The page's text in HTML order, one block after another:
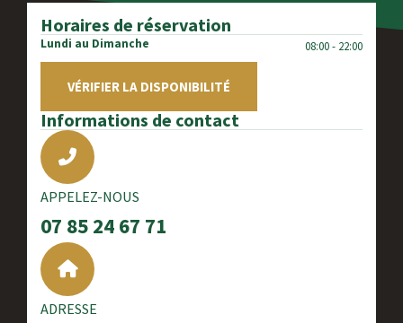
Horaires de réservation
Lundi au Dimanche 08:00 - 22:00
VÉRIFIER LA DISPONIBILITÉ
Informations de contact
APPELEZ-NOUS
07 85 24 67 71
ADRESSE